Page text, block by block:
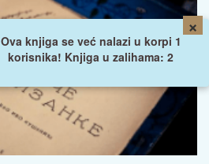
×
Ova knjiga se već nalazi u korpi 1
korisnika! Knjiga u zalihama: 2